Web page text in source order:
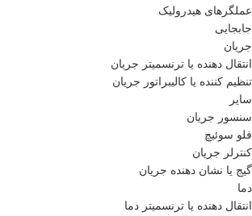
عملگرهای هیدرولیک
جابجایی
جریان
انتقال دهنده یا ترنسمیتر جریان
تنظیم کننده یا کالیبراتور جریان
سایر
سنسور جریان
فلو سوئیچ
کنترلر جریان
گیج یا نشان دهنده جریان
دما
انتقال دهنده یا ترنسمیتر دما